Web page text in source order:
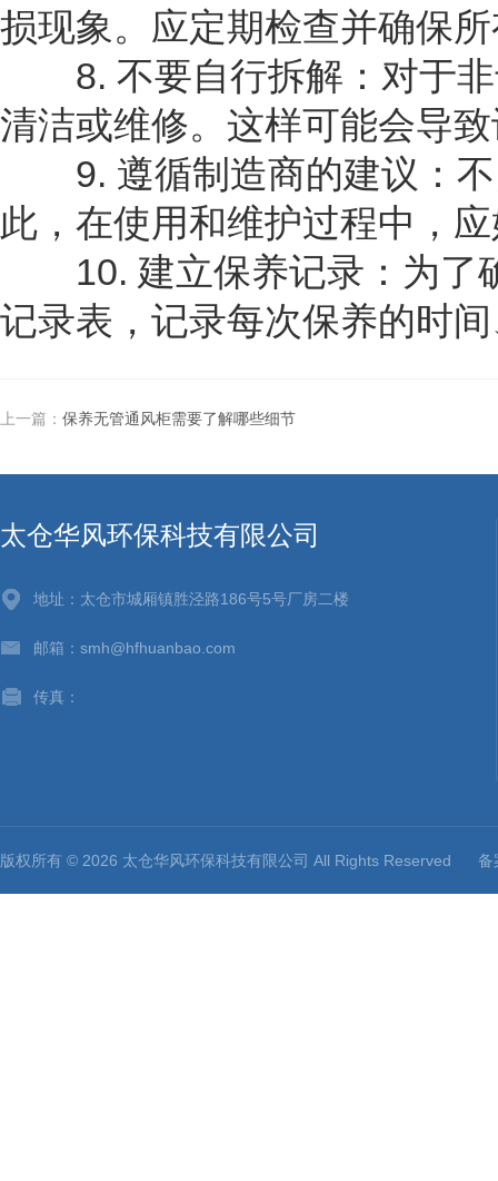
损现象。应定期检查并确保
8. 不要自行拆解：对于非
清洁或维修。这样可能会导
9. 遵循制造商的建议：不
此，在使用和维护过程中，
10. 建立保养记录：为了
记录表，记录每次保养的时
上一篇： 保养无管通风柜需要了解哪些细节
太仓华风环保科技有限公司
地址：太仓市城厢镇胜泾路186号5号厂房二楼
邮箱：smh@hfhuanbao.com
传真：
版权所有 © 2026 太仓华风环保科技有限公司 All Rights Reserved 备